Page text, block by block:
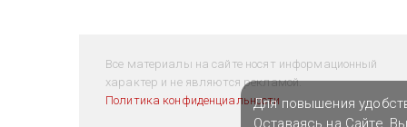
Все материалы на сайте носят информационный
характер и не являются рекламой.
Политика конфиденциальностиДля повышения
Оставаясь на Сайте,